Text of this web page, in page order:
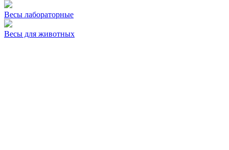
Весы лабораторные
Весы для животных